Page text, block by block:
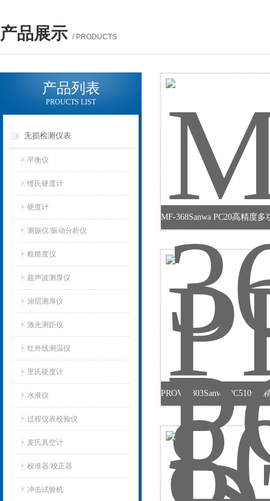
产品展示 / PRODUCTS
产品列表
PROUCTS LIST
无损检测仪表
平衡仪
维氏硬度计
硬度计
测振仪/振动分析仪
粗糙度仪
超声波测厚仪
涂层测厚仪
激光测距仪
红外线测温仪
里氏硬度计
水准仪
过程仪表校验仪
麦氏真空计
校准器/校正器
冲击试验机